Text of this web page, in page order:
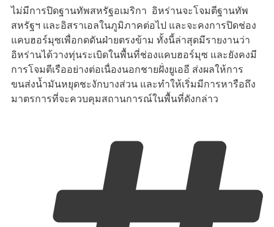
ไม่มีการปิดฐานทัพสหรัฐอเมริกา อิหร่านจะโจมตีฐานทัพ
สหรัฐฯ และอิสราเอลในภูมิภาคต่อไป และจะคงการปิดช่อง
แคบฮอร์มุซเพื่อกดดันฝ่ายตรงข้าม ทั้งนี้ล่าสุดมีรายงานว่า
อิหร่านได้วางทุ่นระเบิดในพื้นที่ช่องแคบฮอร์มุซ และยังคงมี
การโจมตีเรืออย่างต่อเนื่องนอกชายฝั่งยูเออี ส่งผลให้การ
ขนส่งน้ำมันหยุดชะงักบางส่วน และทำให้เริ่มมีการหารือถึง
มาตรการที่จะควบคุมสถานการณ์ในพื้นที่ดังกล่าว